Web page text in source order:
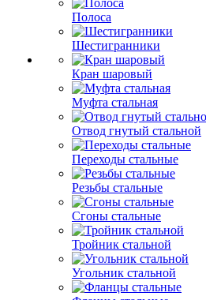
Полоса
Шестигранники
Кран шаровый
Муфта стальная
Отвод гнутый стальной
Переходы стальные
Резьбы стальные
Сгоны стальные
Тройник стальной
Угольник стальной